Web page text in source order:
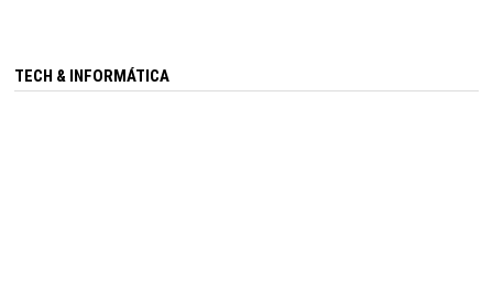
TECH & INFORMÁTICA